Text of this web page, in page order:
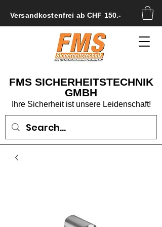
FMS SICHERHEITSTECHNIK
GMBH
Ihre Sicherheit ist unsere Leidenschaft!
Versandkostenfrei ab CHF 150.-